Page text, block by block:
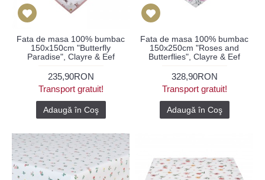
Fata de masa 100% bumbac
150x150cm "Butterfly
Paradise", Clayre & Eef
235,90RON
Transport gratuit!
Adaugă în Coş
Fata de masa 100% bumbac
150x250cm "Roses and
Butterflies", Clayre & Eef
328,90RON
Transport gratuit!
Adaugă în Coş